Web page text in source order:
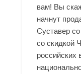
вам! Вы
начнут
Суставер
со скидкой
российских